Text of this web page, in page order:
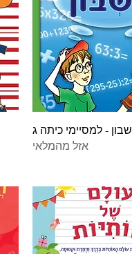
מהירה
- למסיימי כיתה ג
אזל מהמלאי